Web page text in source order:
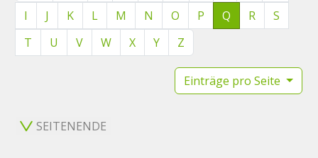
I
J K L M N O P Q R
S
T
U V W X Y Z
Einträge pro Seite
SEITENENDE